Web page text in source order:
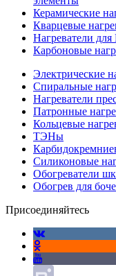
Керамические
Кварцевые
Нагреватели
Карбоновые
Электрические
Спиральные
Нагреватели
Патронные
Кольцевые
ТЭНы
Силиконовые
Обогреватели
Обогрев для
Присоединяйтесь